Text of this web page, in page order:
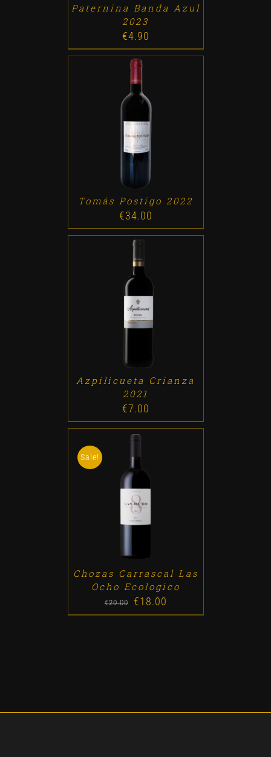
Paternina Banda Azul
2023
€4.90
ADD TO CART /
Tomás Postigo 2022
€34.00
ADD TO CART /
Azpilicueta Crianza
2021
€7.00
Sale!
ADD TO CART /
Chozas Carrascal Las
Ocho Ecologico
€20.00
Original
price
€18.00
price